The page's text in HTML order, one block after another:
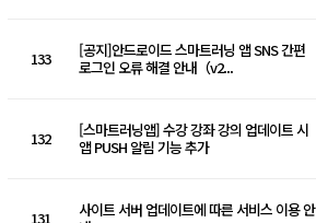
133
[공지]안드로이드 스마트러닝 앱 SNS 간편
로그인 오류 해결 안내（v2...
132
[스마트러닝앱] 수강 강좌 강의 업데이트 시
앱 PUSH 알림 기능 추가
131
사이트 서버 업데이트에 따른 서비스 이용 안